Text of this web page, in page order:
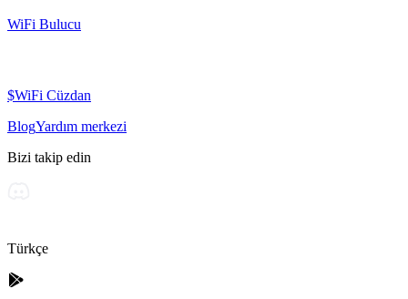
WiFi Bulucu
$WiFi Cüzdan
BlogYardım merkezi
Bizi takip edin
Türkçe